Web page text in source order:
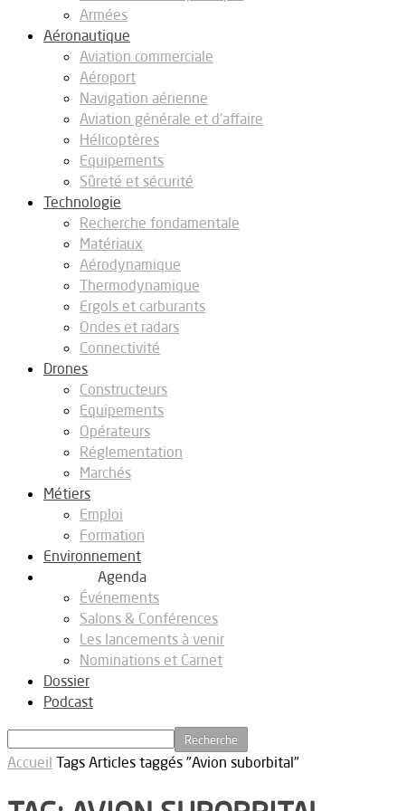
Armées
Aéronautique
Aviation commerciale
Aéroport
Navigation aérienne
Aviation générale et d’affaire
Hélicoptères
Equipements
Sûreté et sécurité
Technologie
Recherche fondamentale
Matériaux
Aérodynamique
Thermodynamique
Ergols et carburants
Ondes et radars
Connectivité
Drones
Constructeurs
Equipements
Opérateurs
Réglementation
Marchés
Métiers
Emploi
Formation
Environnement
Agenda
Événements
Salons & Conférences
Les lancements à venir
Nominations et Carnet
Dossier
Podcast
Accueil Tags Articles taggés "Avion suborbital"